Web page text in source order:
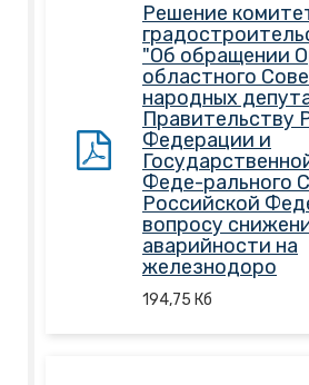
Решение
"Об обращении
областного
народных
Правительству
Федерации и
Феде-рального
Российской
вопросу
аварийности на
железнодоро
194,75 Кб